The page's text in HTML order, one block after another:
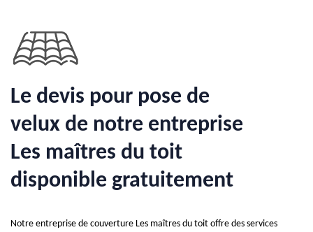
Le devis pour pose de
velux de notre entreprise
Les maîtres du toit
disponible gratuitement
Notre entreprise de couverture Les maîtres du toit offre des services